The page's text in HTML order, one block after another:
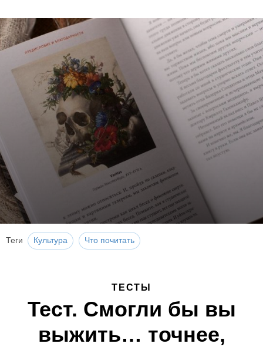
Теги Культура Что почитать
ТЕСТЫ
Тест. Смогли бы вы
выжить… точнее,